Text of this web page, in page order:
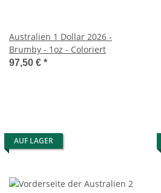
Australien 1 Dollar 2026 -
Brumby - 1oz - Coloriert
97,50 € *
AUF LAGER